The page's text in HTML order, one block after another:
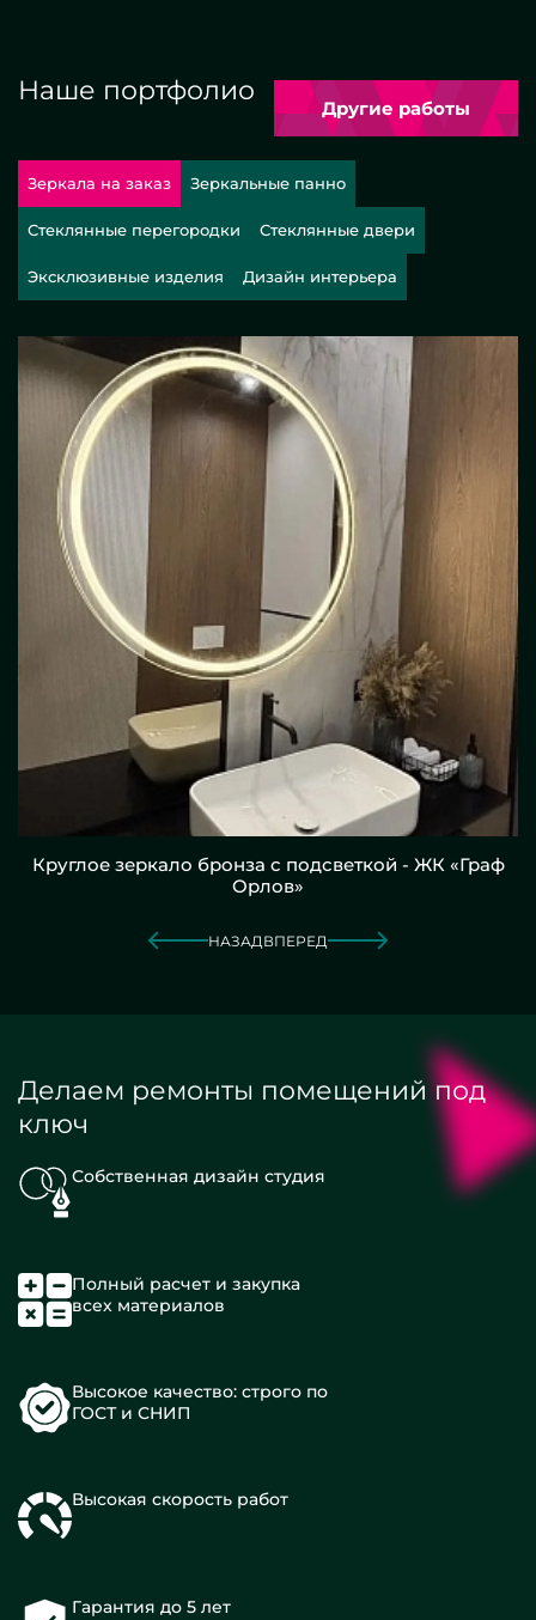
Наше портфолио
Другие работы
Зеркала на заказ Зеркальные панно
Стеклянные перегородки Стеклянные двери
Эксклюзивные изделия Дизайн интерьера
Круглое зеркало бронза с подсветкой - ЖК «Граф
Орлов»
НАЗАД ВПЕРЕД
Делаем ремонты помещений под
ключ
Собственная дизайн студия
Полный расчет и закупка
всех материалов
Высокое качество: строго по
ГОСТ и СНИП
Высокая скорость работ
Гарантия до 5 лет